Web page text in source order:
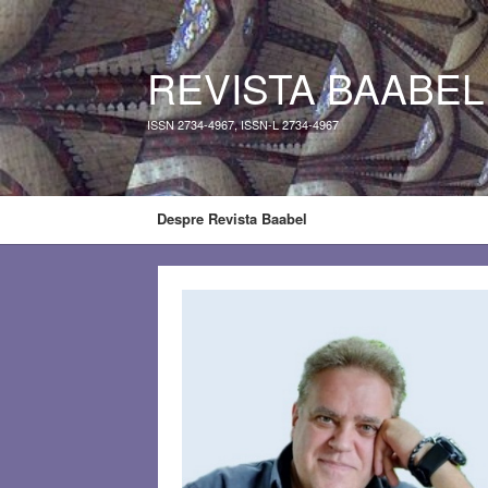
REVISTA BAABEL
ISSN 2734-4967, ISSN-L 2734-4967
Despre Revista Baabel